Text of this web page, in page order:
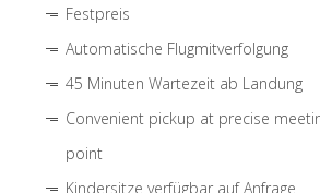
Festpreis
Automatische Flugmitverfolgung
45 Minuten Wartezeit ab Landung
Convenient pickup at precise
point
Kindersitze verfügbar auf Anfrage